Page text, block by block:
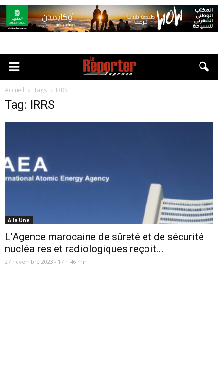
Accueil Tags IRRS
Tag: IRRS
A la Une
L’Agence marocaine de sûreté et de sécurité
nucléaires et radiologiques reçoit...
27 novembre 2023 - 17 h 46 min